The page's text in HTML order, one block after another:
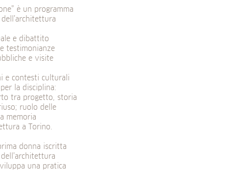
è un programma
e dibattito
testimonianze
e visite
e contesti culturali
la disciplina:
tra progetto, storia
ruolo delle
memoria
a Torino.
donna iscritta
una pratica